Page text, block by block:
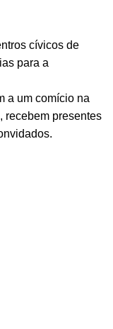
cívicos de
para a
a um comício na
recebem presentes